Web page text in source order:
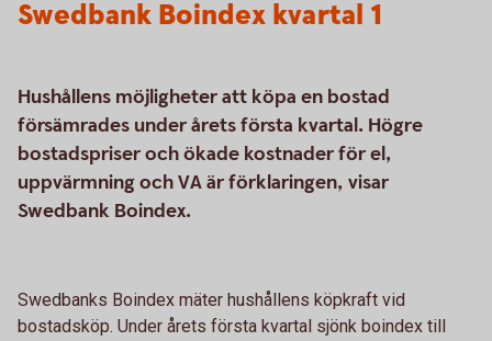
Swedbank Boindex kvartal 1
Hushållens möjligheter att köpa en bostad
försämrades under årets första kvartal. Högre
bostadspriser och ökade kostnader för el,
uppvärmning och VA är förklaringen, visar
Swedbank Boindex.
Swedbanks Boindex mäter hushållens köpkraft vid
bostadsköp. Under årets första kvartal sjönk boindex till